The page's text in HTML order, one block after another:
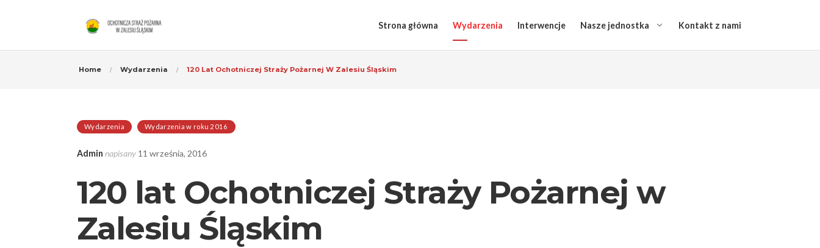
Strona główna Wydarzenia Interwencje Nasze jednostka Kontakt z nami
Home Wydarzenia 120 Lat Ochotniczej Straży Pożarnej W Zalesiu Śląskim
Wydarzenia Wydarzenia w roku 2016
Admin napisany 11 września, 2016
120 lat Ochotniczej Straży Pożarnej w
Zalesiu Śląskim